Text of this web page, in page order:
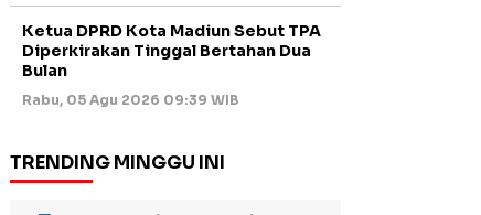
Ketua DPRD Kota Madiun Sebut TPA
Diperkirakan Tinggal Bertahan Dua
Bulan
Rabu, 05 Agu 2026 09:39 WIB
TRENDING MINGGU INI